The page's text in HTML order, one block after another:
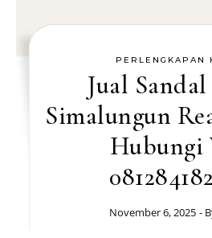
PERLENGKAPAN
Jual
Simalungun
Hubungi
November 6, 2025 -